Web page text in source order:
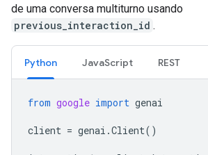
de uma conversa multiturno usando
previous_interaction_id .
Python JavaScript REST
from google import genai
client = genai .Client()